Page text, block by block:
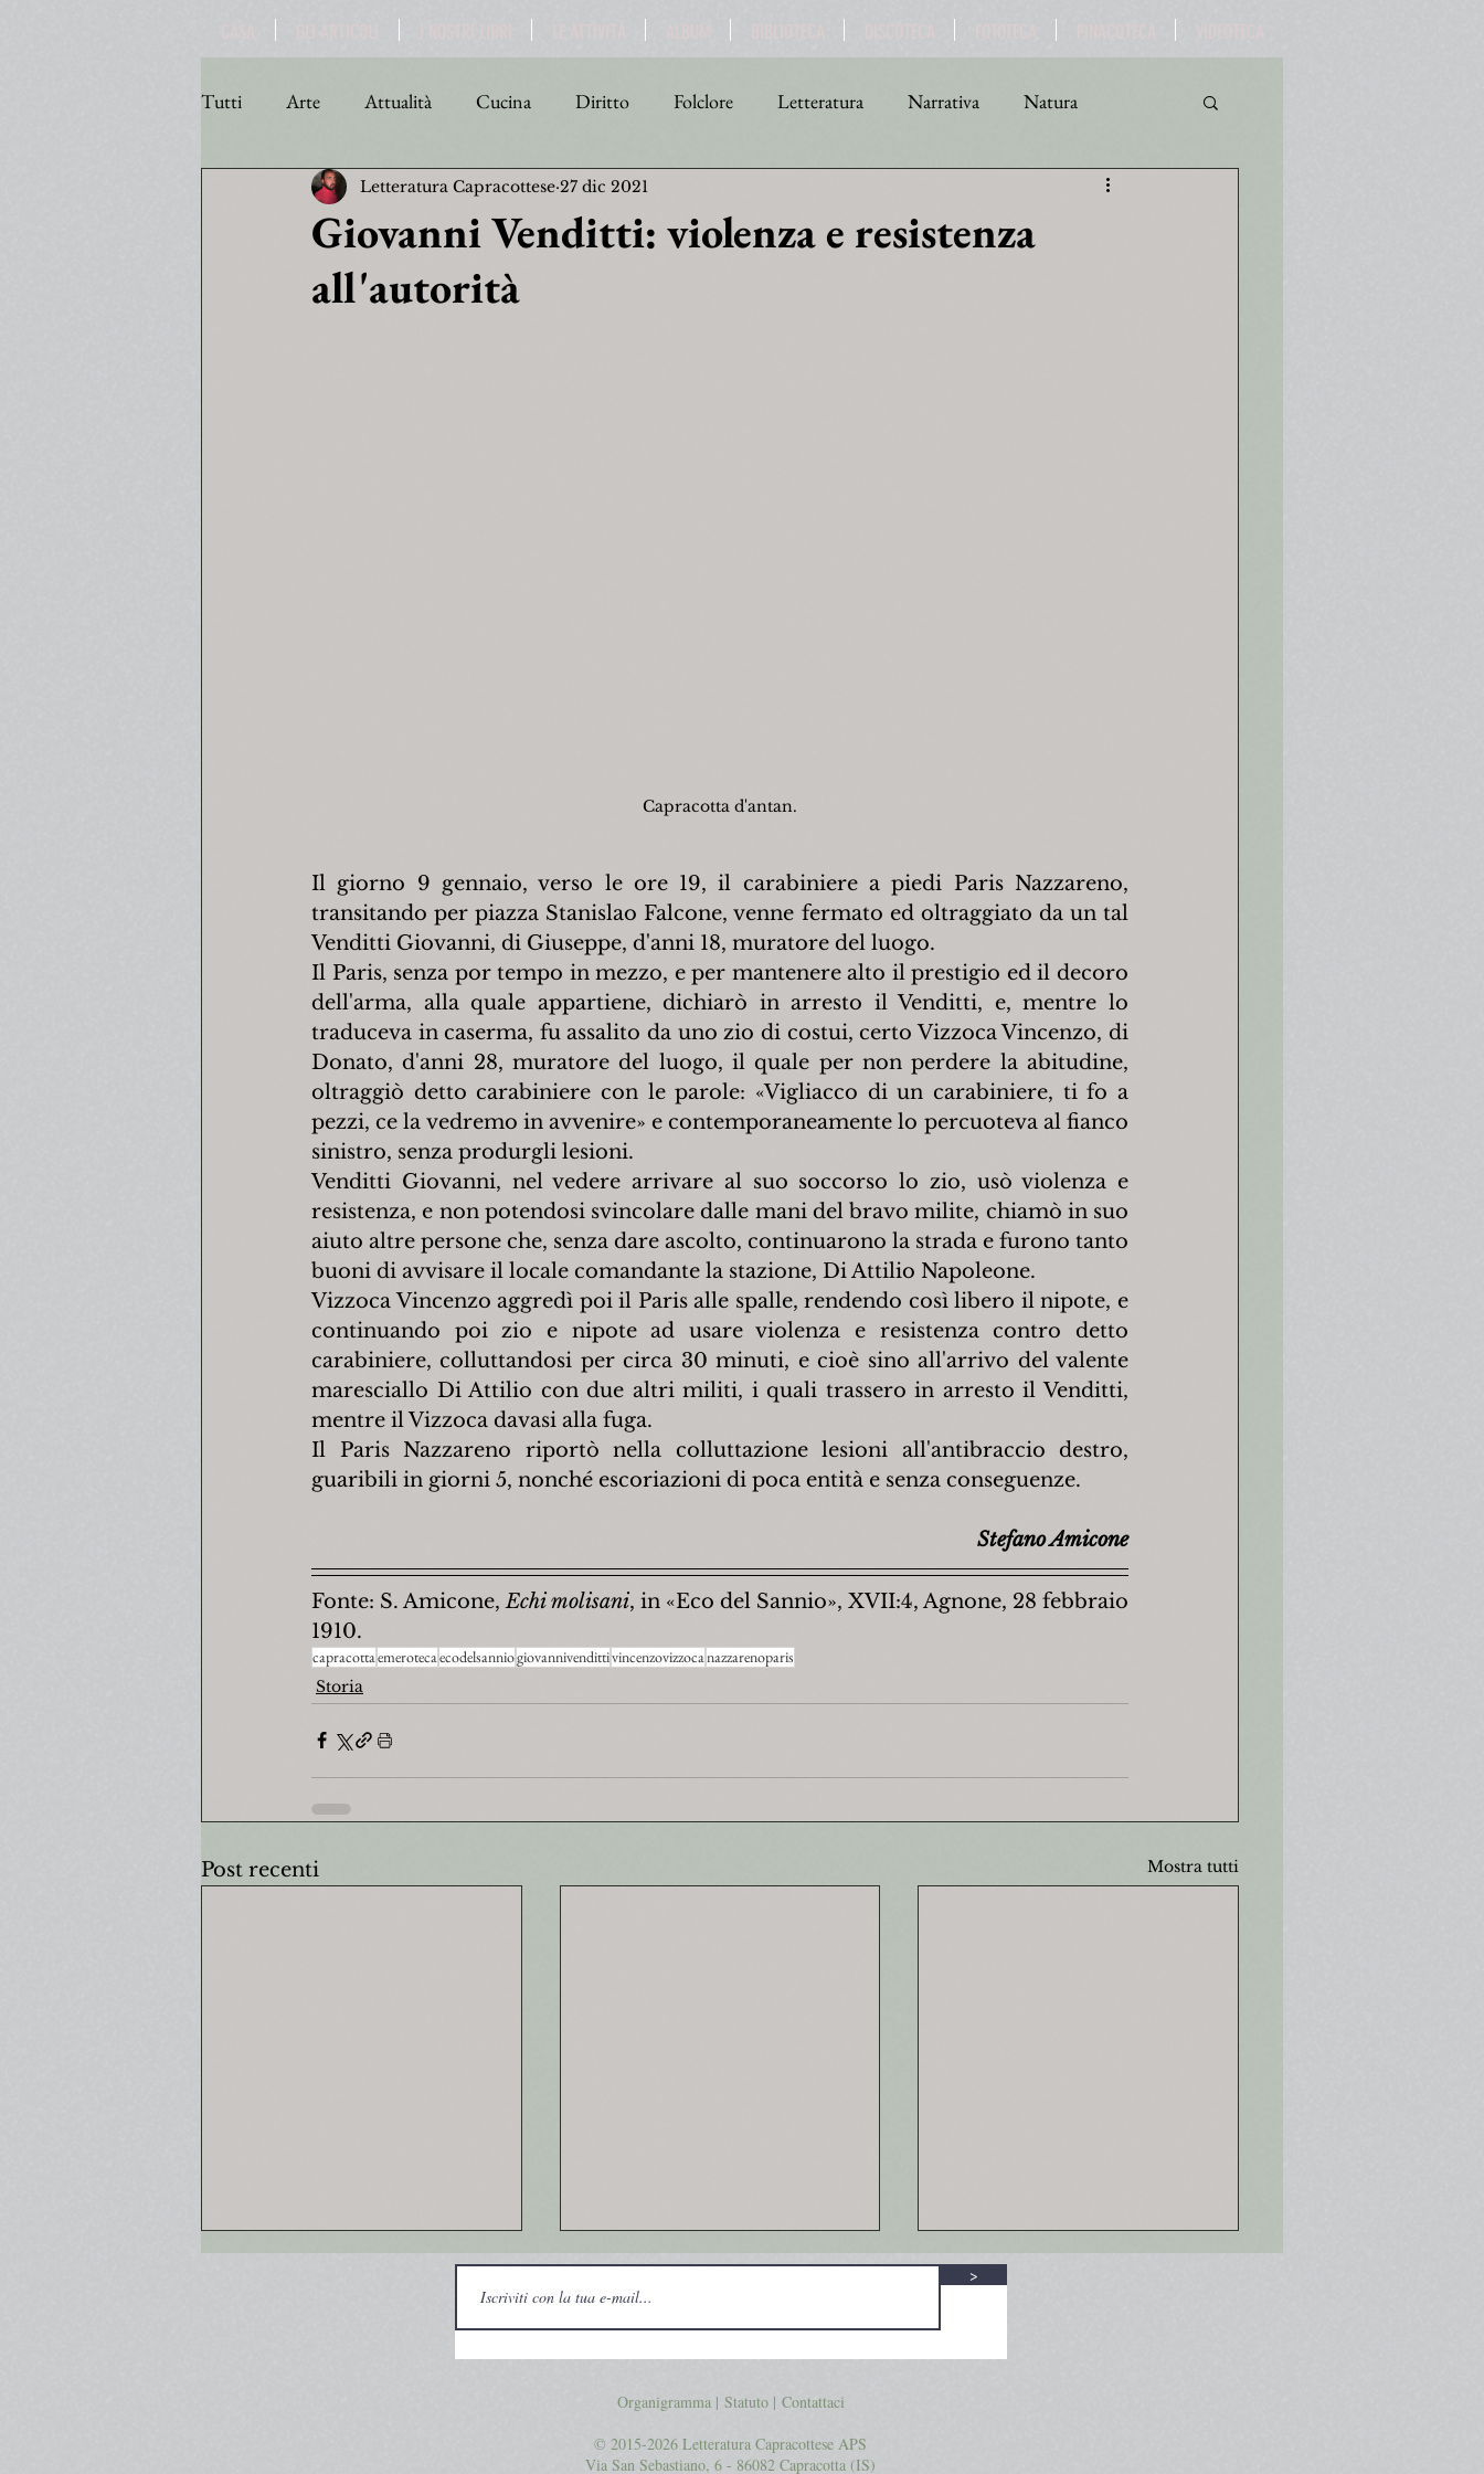
Tutti Arte Attualità Cucina Diritto Folclore Letteratura Narrativa Natura
Personaggi Poesia Politica Religione Turismo
Giovanni Venditti: violenza e resistenza
all'autorità
Letteratura Capracottese 27 dic 2021
Capracotta d'antan.
Il giorno 9 gennaio, verso le ore 19, il carabiniere a piedi Paris Nazzareno,
transitando per piazza Stanislao Falcone, venne fermato ed oltraggiato da un tal
Venditti Giovanni, di Giuseppe, d'anni 18, muratore del luogo.
Il Paris, senza por tempo in mezzo, e per mantenere alto il prestigio ed il decoro
dell'arma, alla quale appartiene, dichiarò in arresto il Venditti, e, mentre lo
traduceva in caserma, fu assalito da uno zio di costui, certo Vizzoca Vincenzo, di
Donato, d'anni 28, muratore del luogo, il quale per non perdere la abitudine,
oltraggiò detto carabiniere con le parole: «Vigliacco di un carabiniere, ti fo a
pezzi, ce la vedremo in avvenire» e contemporaneamente lo percuoteva al fianco
sinistro, senza produrgli lesioni.
Venditti Giovanni, nel vedere arrivare al suo soccorso lo zio, usò violenza e
resistenza, e non potendosi svincolare dalle mani del bravo milite, chiamò in suo
aiuto altre persone che, senza dare ascolto, continuarono la strada e furono tanto
buoni di avvisare il locale comandante la stazione, Di Attilio Napoleone.
Vizzoca Vincenzo aggredì poi il Paris alle spalle, rendendo così libero il nipote, e
continuando poi zio e nipote ad usare violenza e resistenza contro detto
carabiniere, colluttandosi per circa 30 minuti, e cioè sino all'arrivo del valente
maresciallo Di Attilio con due altri militi, i quali trassero in arresto il Venditti,
mentre il Vizzoca davasi alla fuga.
Il Paris Nazzareno riportò nella colluttazione lesioni all'antibraccio destro,
guaribili in giorni 5, nonché escoriazioni di poca entità e senza conseguenze.
Stefano Amicone
Fonte: S. Amicone, Echi molisani, in «Eco del Sannio», XVII:4, Agnone, 28 febbraio
1910.
capracottaemerotecaecodelsanniogiovannivendittivincenzovizzoca nazzarenoparis
Storia
Post recenti Mostra tutti
Infanticidio alla Lama
>
Organigramma | Statuto| Contattaci
© 2015-2026 Letteratura Capracottese APS
Via San Sebastiano, 6 - 86082 Capracotta (IS)